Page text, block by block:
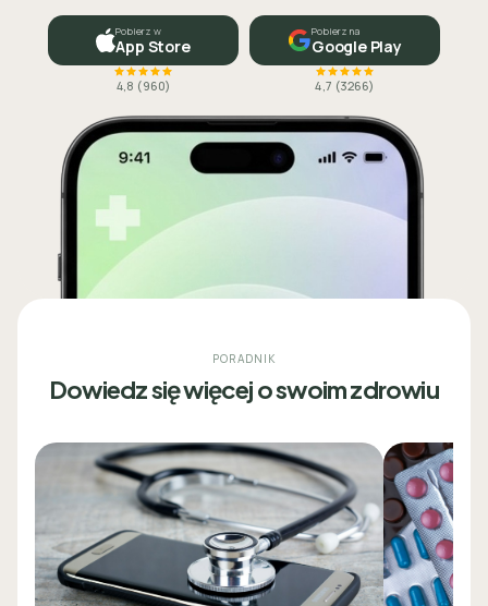
Pobierz w
App Store
4,8 (960)
Pobierz na
Google Play
4,7 (3266)
PORADNIK
Dowiedz się więcej o swoim zdrowiu